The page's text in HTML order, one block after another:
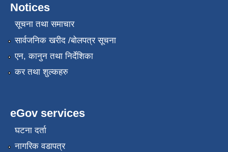
Notices
सूचना तथा समाचार
सार्वजनिक खरीद /बोलपत्र सूचना
एन, कानुन तथा निर्देशिका
कर तथा शुल्कहरु
eGov services
घटना दर्ता
नागरिक वडापत्र